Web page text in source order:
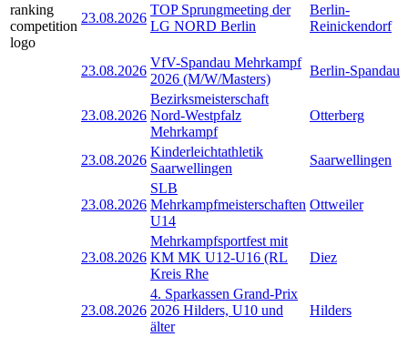
23.08.2026
TOP Sprungmeeting der
LG NORD Berlin
Berlin-
Reinickendorf
23.08.2026
VfV-Spandau Mehrkampf
2026 (M/W/Masters)
Berlin-Spandau
23.08.2026
Bezirksmeisterschaft
Nord-Westpfalz
Mehrkampf
Otterberg
23.08.2026
Kinderleichtathletik
Saarwellingen
Saarwellingen
23.08.2026
SLB
Mehrkampfmeisterschaften
U14
Ottweiler
23.08.2026
Mehrkampfsportfest mit
KM MK U12-U16 (RL
Kreis Rhe
Diez
23.08.2026
4. Sparkassen Grand-Prix
2026 Hilders, U10 und
älter
Hilders